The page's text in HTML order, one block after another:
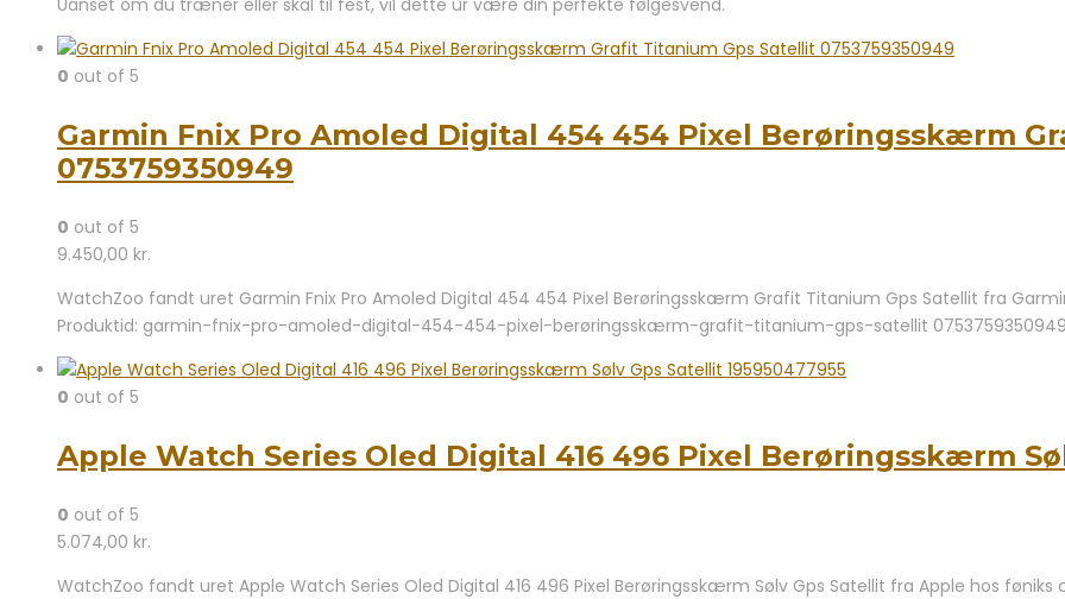
0 out of 5
Garmin Fnix Pro Amoled Digital 454 454 Pixel Berøringsskærm
0753759350949
0 out of 5
9.450,00 kr.
WatchZoo fandt uret Garmin Fnix Pro Amoled Digital 454 454 Pixel Berøringsskærm Grafit Titanium Gps Satellit fra
Produktid: garmin-fnix-pro-amoled-digital-454-454-pixel-berøringsskærm-grafit-titanium-gps-satellit
0 out of 5
Apple Watch Series Oled Digital 416 496 Pixel Berøringsskærm
0 out of 5
5.074,00 kr.
WatchZoo fandt uret Apple Watch Series Oled Digital 416 496 Pixel Berøringsskærm Sølv Gps Satellit fra Apple hos